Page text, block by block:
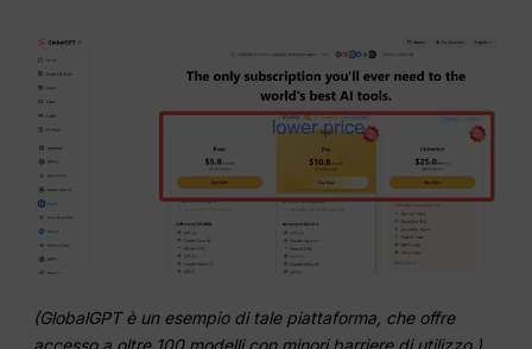
(GlobalGPT è un esempio di tale piattaforma, che offre